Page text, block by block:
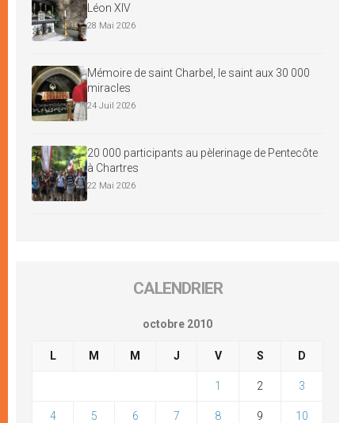
Léon XIV
28 Mai 2026
Mémoire de saint Charbel, le saint aux 30 000
miracles
24 Juil 2026
20 000 participants au pèlerinage de Pentecôte
à Chartres
22 Mai 2026
CALENDRIER
octobre 2010
L M M J V S D
1 2 3
4 5 6 7 8 9 10